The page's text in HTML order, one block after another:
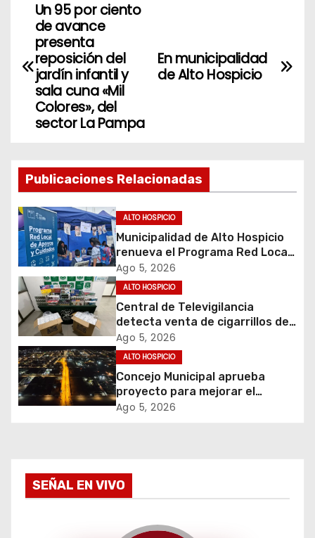
N
v
a
c
i
ó
n
d
e
e
n
a
En municipalidad
de Alto Hospicio
Un 95 por ciento
de avance
presenta
reposición del
jardín infantil y
sala cuna «Mil
Colores», del
sector La Pampa
Publicaciones Relacionadas
ALTO HOSPICIO
Municipalidad de Alto Hospicio
renueva el Programa Red Local
de Apoyos y Cuidados
Ago 5, 2026
ALTO HOSPICIO
Central de Televigilancia
detecta venta de cigarrillos de
contrabando y permite
incautación de más de 3 mil
cajetillas
Ago 5, 2026
ALTO HOSPICIO
Concejo Municipal aprueba
proyecto para mejorar el
alumbrado público del sector El
Ago 5, 2026
SEÑAL EN VIVO